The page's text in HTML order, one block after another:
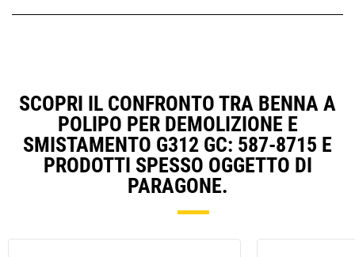
SCOPRI IL CONFRONTO TRA BENNA A
POLIPO PER DEMOLIZIONE E
SMISTAMENTO G312 GC: 587-8715 E
PRODOTTI SPESSO OGGETTO DI
PARAGONE.